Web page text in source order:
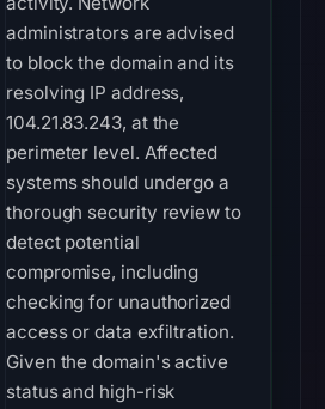
administrators are advised
to block the domain and its
resolving IP address,
104.21.83.243, at the
perimeter level. Affected
systems should undergo a
thorough security review to
detect potential
compromise, including
checking for unauthorized
access or data exfiltration.
Given the domain's active
status and high-risk